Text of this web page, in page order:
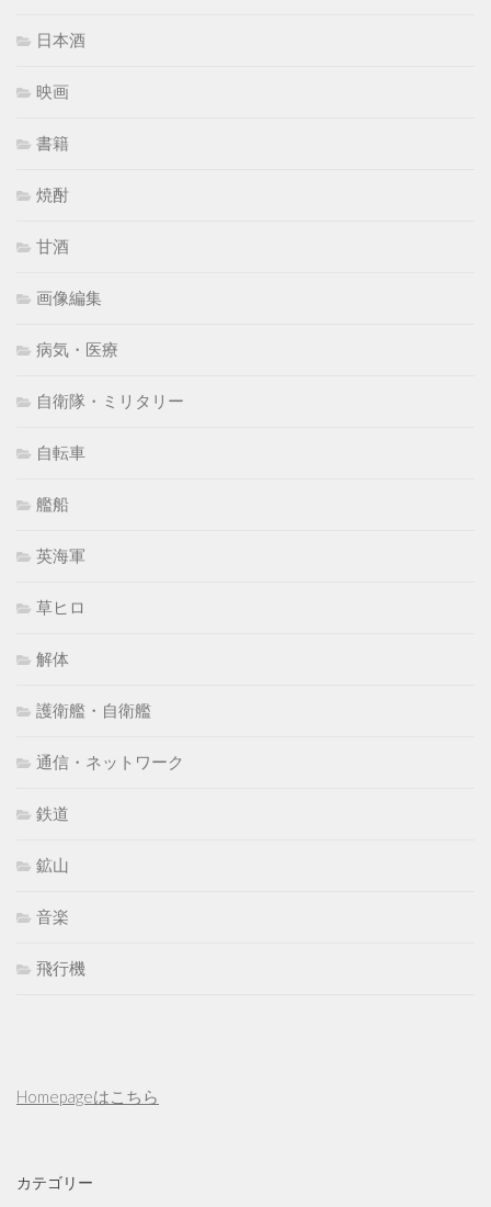
日本酒
映画
書籍
焼酎
甘酒
画像編集
病気・医療
自衛隊・ミリタリー
自転車
艦船
英海軍
草ヒロ
解体
護衛艦・自衛艦
通信・ネットワーク
鉄道
鉱山
音楽
飛行機
Homepageはこちら
カテゴリー